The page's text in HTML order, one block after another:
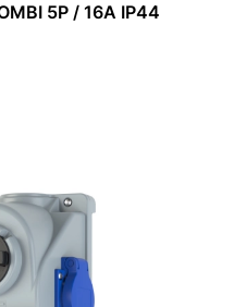
5P / 16A IP44